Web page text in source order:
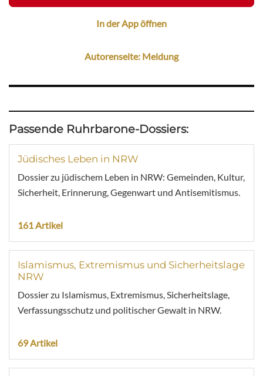
In der App öffnen
Autorenseite: Meldung
Passende Ruhrbarone-Dossiers:
Jüdisches Leben in NRW
Dossier zu jüdischem Leben in NRW: Gemeinden, Kultur,
Sicherheit, Erinnerung, Gegenwart und Antisemitismus.
161 Artikel
Islamismus, Extremismus und Sicherheitslage
NRW
Dossier zu Islamismus, Extremismus, Sicherheitslage,
Verfassungsschutz und politischer Gewalt in NRW.
69 Artikel